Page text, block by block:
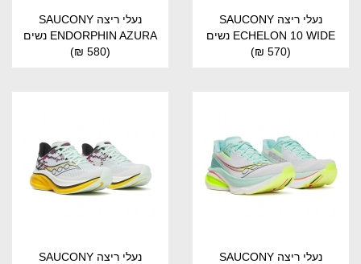
נעלי ריצה SAUCONY
ECHELON 10 WIDE נשים
(570 ₪)
נעלי ריצה SAUCONY
ENDORPHIN AZURA נשים
(580 ₪)
נעלי ריצה SAUCONY
נעלי ריצה SAUCONY